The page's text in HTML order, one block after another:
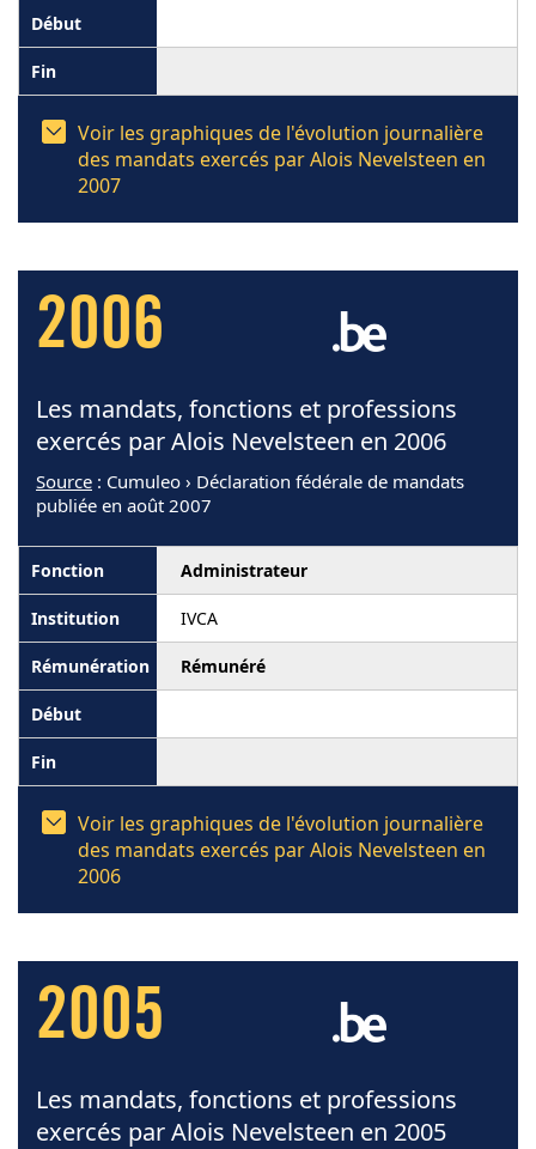
Voir les graphiques de l'évolution journalière
des mandats exercés par Alois Nevelsteen en
2007
2006
Les mandats, fonctions et professions
exercés par Alois Nevelsteen en 2006
Source : Cumuleo › Déclaration fédérale de mandats
publiée en août 2007
Administrateur
IVCA
Rémunéré
Voir les graphiques de l'évolution journalière
des mandats exercés par Alois Nevelsteen en
2006
2005
Les mandats, fonctions et professions
exercés par Alois Nevelsteen en 2005